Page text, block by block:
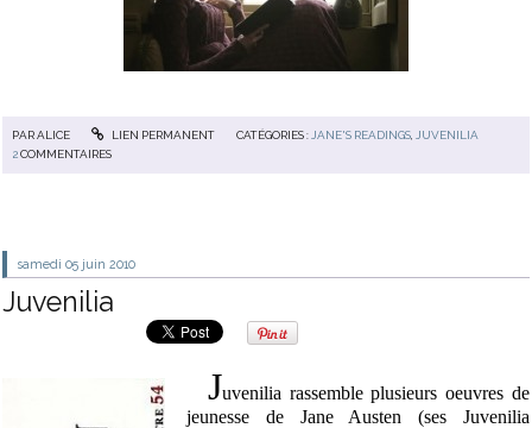
PARALICE LIEN PERMANENT CATÉGORIES : JANE'S READINGS
JUVENILIA
2COMMENTAIRES
samedi 05 juin 2010
Juvenilia
Juvenilia rassemble plusieurs oeuvres de
jeunesse de Jane Austen (ses Juvenilia